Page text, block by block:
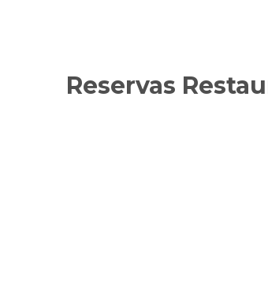
Reservas